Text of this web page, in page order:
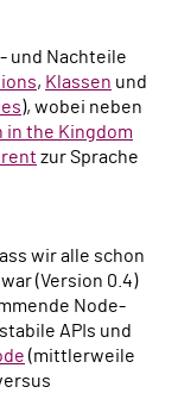
, Klassen und
), wobei neben
in the Kingdom
zur Sprache
(Version 0.4)
Node-
APIs und
(mittlerweile